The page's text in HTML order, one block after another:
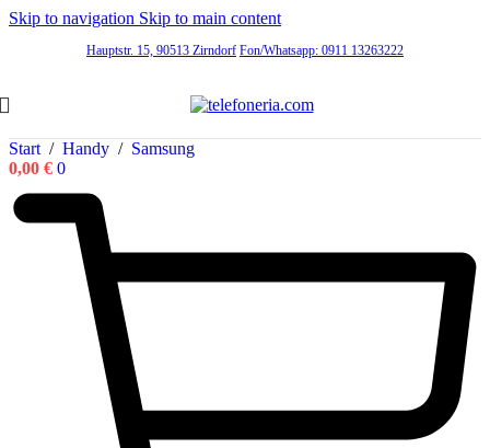
Skip to navigation Skip to main content
Hauptstr. 15, 90513 Zirndorf Fon/Whatsapp: 0911 13263222
Start / Handy / Samsung
0,00 € 0